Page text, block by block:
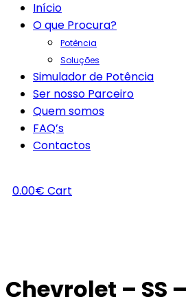
Início
O que Procura?
Potência
Soluções
Simulador de Potência
Ser nosso Parceiro
Quem somos
FAQ’s
Contactos
0.00€ Cart
Chevrolet – SS